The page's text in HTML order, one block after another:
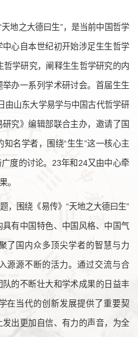
天地之大德曰生”，是当前中国哲学
心自本世纪初开始涉足生生哲学
学研究，阐释生生哲学研究的内
办一系列学术研讨会。首届生生
由山东大学易学与中国古代哲学研
究》编辑部联合主办，邀请了国
名学者，围绕“生生”这一核心主
度的讨论。23年和24又由中心牵
。
，围绕《易传》“天地之大德曰生”
有中国特色、中国风格、中国气
了国内众多顶尖学者的智慧与力
源源不断的活力。通过交流与合
的不断壮大和学术成果的日益丰
在当代的创新发展提供了重要契
出更加自信、有力的声音，为全